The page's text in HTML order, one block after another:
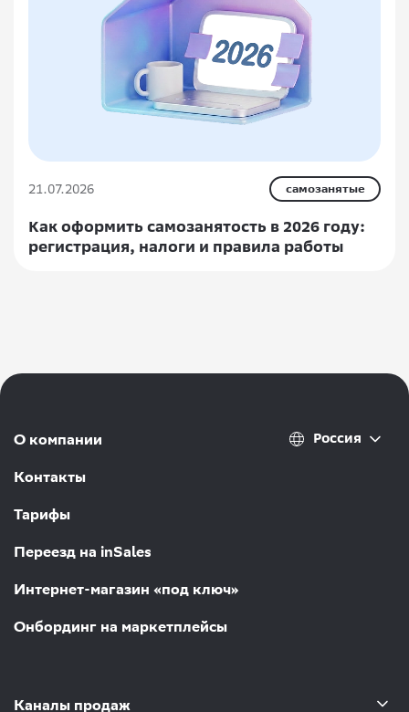
21.07.2026 самозанятые
Как оформить самозанятость в 2026 году:
регистрация, налоги и правила работы
О компании
Контакты
Тарифы
Переезд на inSales
Интернет-магазин «под ключ»
Онбординг на маркетплейсы
Россия
Каналы продаж